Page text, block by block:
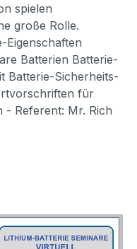
spielen
große Rolle.
Eigenschaften
Batterien Batterie-
Batterie-Sicherheits-
für
- Referent: Mr. Rich